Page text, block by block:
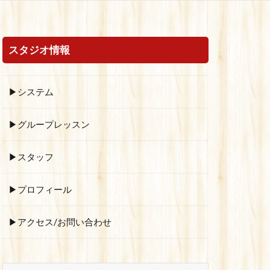
スタジオ情報
▶システム
▶グループレッスン
▶スタッフ
▶プロフィール
▶アクセス/お問い合わせ